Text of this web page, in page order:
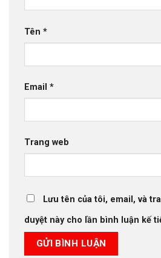
Tên *
Email *
Trang web
Lưu tên của tôi, email, và
duyệt này cho lần bình luận kế